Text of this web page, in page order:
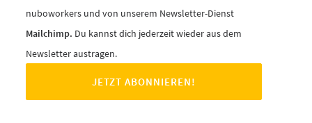
nuboworkers und von unserem Newsletter-Dienst
Mailchimp. Du kannst dich jederzeit wieder aus dem
Newsletter austragen.